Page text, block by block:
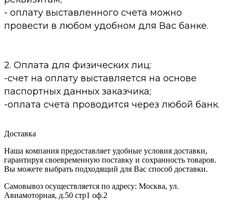
- оплату выставленного счета можно
провести в любом удобном для Вас банке.
2. Оплата для физических лиц:
-счет на оплату выставляется на основе
паспортных данных заказчика;
-оплата счета проводится через любой банк.
Доставка
Наша компания предоставляет удобные условия доставки,
гарантируя своевременную поставку и сохранность товаров.
Вы можете выбрать подходящий для Вас способ доставки.
Самовывоз осуществляется по адресу: Москва, ул.
Авиамоторная, д.50 стр1 оф.2